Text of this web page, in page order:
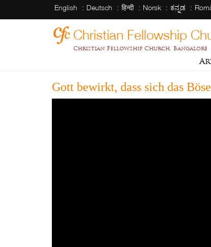
English Deutsch हिन्दी Norsk ಕನ್ನಡ
Christian Fellowship
Christian Fellowship Church, Bangalore
Gott bewirkt, dass sich das